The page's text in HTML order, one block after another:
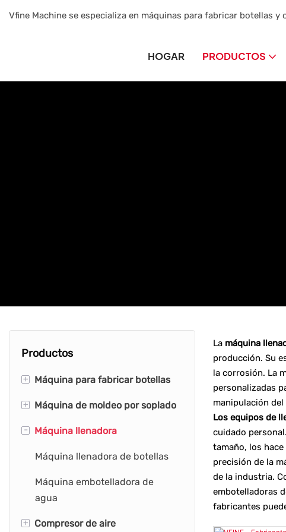
Vfine Machine se especializa en máquinas para fabricar botellas
HOGAR PRODUCTOS
Productos
+ Máquina para fabricar botellas
Máquina para fabricar botellas
de agua
Máquina para fabricar botellas
de HDPE
+ Máquina de moldeo por soplado
Máquina de moldeo por
botellas
- Máquina llenadora
Máquina llenadora de botellas
Máquina embotelladora de
agua
+ Compresor de aire
La máquina
producción. Su
la corrosión. La
personalizadas
manipulación
Los equipos de
cuidado
tamaño, los
precisión de la
de la industria.
embotelladoras
fabricantes